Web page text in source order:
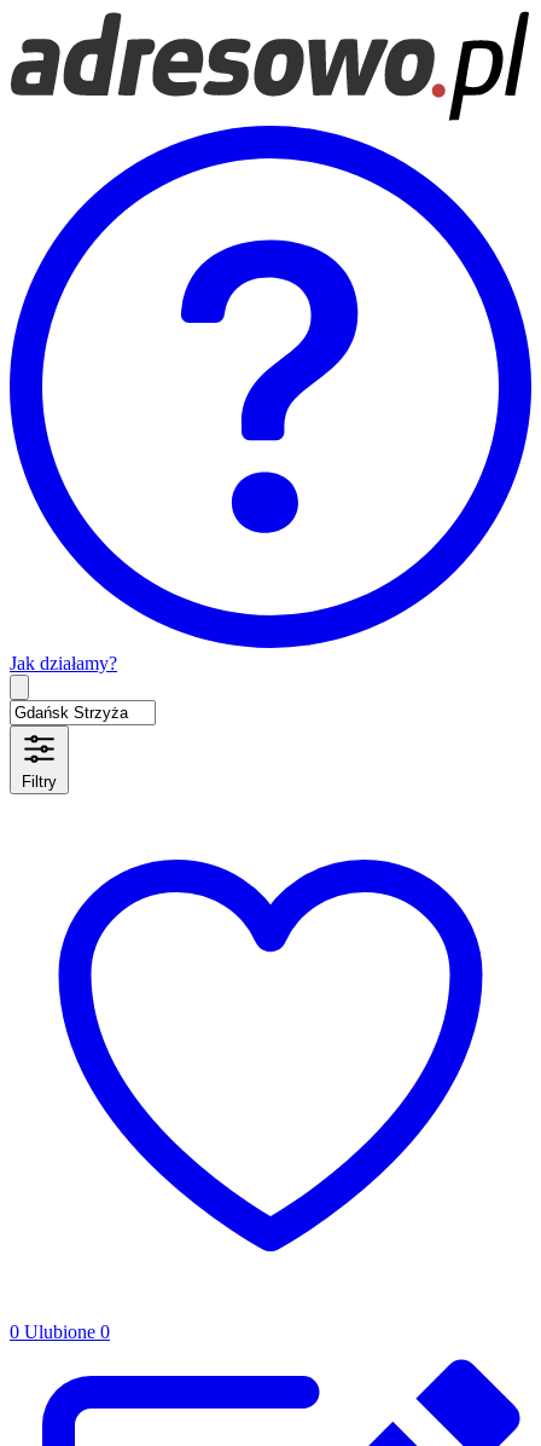
Jak działamy?
Filtry
0 Ulubione 0